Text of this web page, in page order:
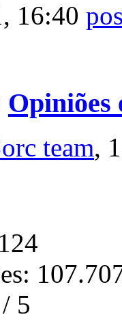
16:40
Opiniões
team,
5